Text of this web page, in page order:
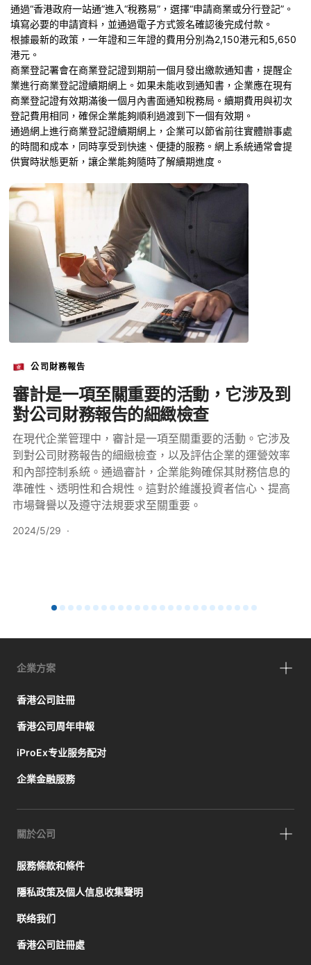
通過“香港政府一站通”進入“稅務易”，選擇“申請商業或分行登記”。
填寫必要的申請資料，並通過電子方式簽名確認後完成付款。
根據最新的政策，一年證和三年證的費用分別為2,150港元和5,650
港元。
商業登記署會在商業登記證到期前一個月發出繳款通知書，提醒企
業進行商業登記證續期網上。如果未能收到通知書，企業應在現有
商業登記證有效期滿後一個月內書面通知稅務局。續期費用與初次
登記費用相同，確保企業能夠順利過渡到下一個有效期。
通過網上進行商業登記證續期網上，企業可以節省前往實體辦事處
的時間和成本，同時享受到快速、便捷的服務。網上系統通常會提
供實時狀態更新，讓企業能夠隨時了解續期進度。
公司財務報告
審計是一項至關重要的活動，它涉及到
對公司財務報告的細緻檢查
在現代企業管理中，審計是一項至關重要的活動。它涉及
到對公司財務報告的細緻檢查，以及評估企業的運營效率
和內部控制系統。通過審計，企業能夠確保其財務信息的
準確性、透明性和合規性。這對於維護投資者信心、提高
市場聲譽以及遵守法規要求至關重要。
2024/5/29 ·
企業方案
香港公司註冊
香港公司周年申報
iProEx专业服务配对
企業金融服務
關於公司
服務條款和條件
隱私政策及個人信息收集聲明
联络我们
香港公司註冊處